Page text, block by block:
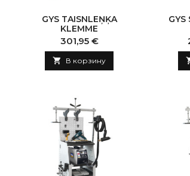
GYS TAISNLEŅĶA
KLEMME
Цена
301,95 €
 В корзину
GYS